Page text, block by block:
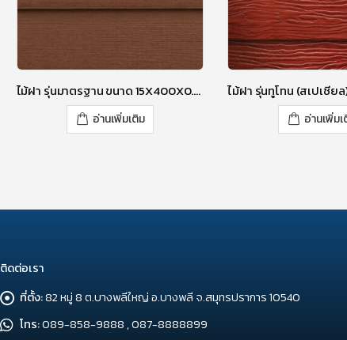
ไม้ฝา รุ่นมาตรฐาน ขนาด 15X400X0.8 ซม. สีรองพื้น
อ่านเพิ่มเติม อ่านเพิ่ม
ติดต่อเรา
ที่ตั้ง:82 หมู่ 8 ต.บางพลีใหญ่ อ.บางพลี จ.สมุทรปราการ 10540
โทร:089-858-9888 , 087-8888899